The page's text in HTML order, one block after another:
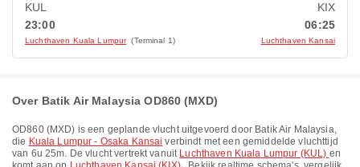
KUL
23:00
Luchthaven Kuala Lumpur (Terminal 1)
KIX
06:25
Luchthaven Kansai
Over Batik Air Malaysia OD860 (MXD)
OD860(MXD) is een geplande vlucht uitgevoerd door Batik Air Malaysia,
die Kuala Lumpur - Osaka Kansai verbindt met een gemiddelde vluchttijd
van 6u 25m. De vlucht vertrekt vanuit Luchthaven Kuala Lumpur (KUL) en